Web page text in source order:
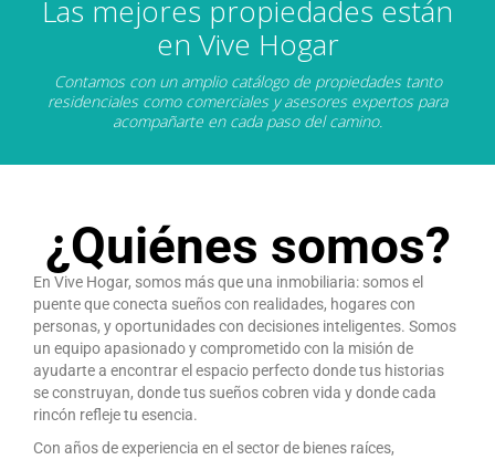
Las mejores propiedades están
en Vive Hogar
Contamos con un amplio catálogo de propiedades tanto
residenciales como comerciales y asesores expertos para
acompañarte en cada paso del camino.
¿Quiénes somos?
En Vive Hogar, somos más que una inmobiliaria: somos el
puente que conecta sueños con realidades, hogares con
personas, y oportunidades con decisiones inteligentes. Somos
un equipo apasionado y comprometido con la misión de
ayudarte a encontrar el espacio perfecto donde tus historias
se construyan, donde tus sueños cobren vida y donde cada
rincón refleje tu esencia.
Con años de experiencia en el sector de bienes raíces,